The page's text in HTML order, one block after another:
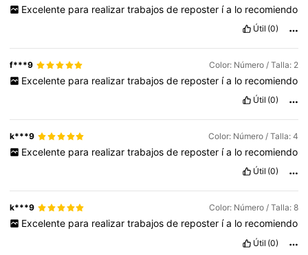
Excelente para realizar trabajos de reposter ía lo recomiendo
Útil (0)
f***9 Color: Número / Talla: 2
Excelente para realizar trabajos de reposter ía lo recomiendo
Útil (0)
k***9 Color: Número / Talla: 4
Excelente para realizar trabajos de reposter ía lo recomiendo
Útil (0)
k***9 Color: Número / Talla: 8
Excelente para realizar trabajos de reposter ía lo recomiendo
Útil (0)